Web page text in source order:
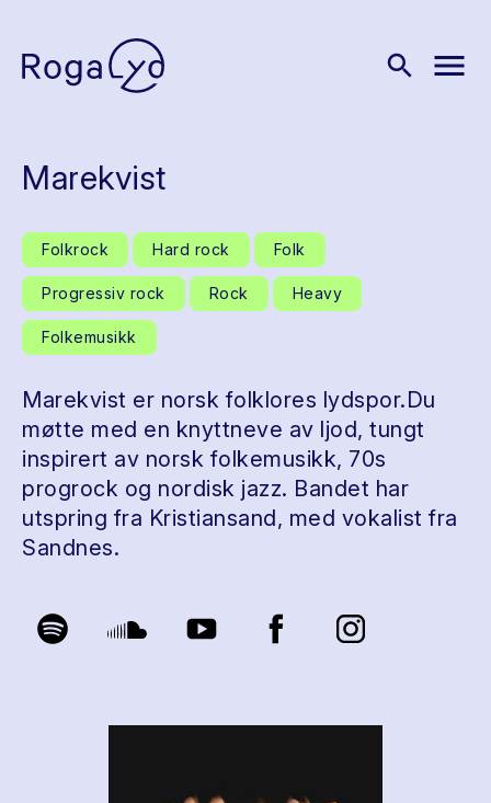
search menu
Marekvist
Folkrock Hard rock Folk
Progressiv rock Rock Heavy
Folkemusikk
Marekvist er norsk folklores lydspor.Du
møtte med en knyttneve av ljod, tungt
inspirert av norsk folkemusikk, 70s
progrock og nordisk jazz. Bandet har
utspring fra Kristiansand, med vokalist fra
Sandnes.